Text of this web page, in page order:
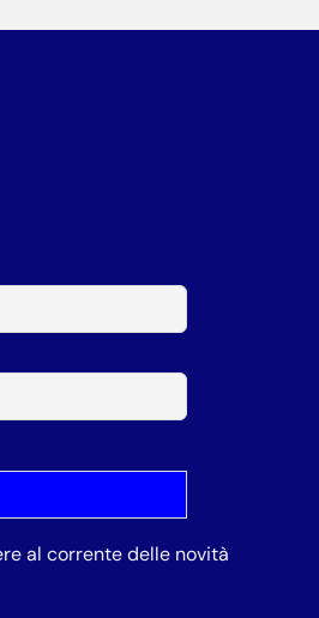
al corrente delle novità